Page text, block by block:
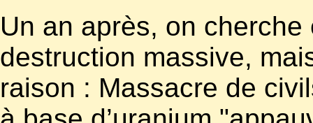
Un an après, on
destruction massive,
raison : Massacre de